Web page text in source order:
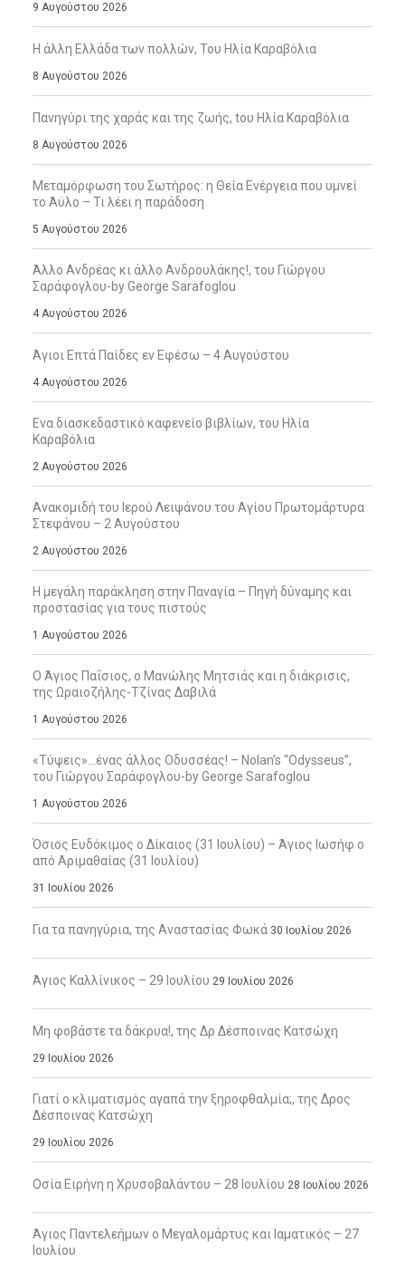
9 Αυγούστου 2026
Η άλλη Ελλάδα των πολλών, Του Ηλία Καραβόλια
8 Αυγούστου 2026
Πανηγύρι της χαράς και της ζωής, tου Ηλία Καραβόλια
8 Αυγούστου 2026
Μεταμόρφωση του Σωτήρος: η Θεία Ενέργεια που υμνεί
το Άϋλο – Τι λέει η παράδοση
5 Αυγούστου 2026
Άλλο Ανδρέας κι άλλο Ανδρουλάκης!, του Γιώργου
Σαράφογλου-by George Sarafoglou
4 Αυγούστου 2026
Άγιοι Επτά Παίδες εν Εφέσω – 4 Αυγούστου
4 Αυγούστου 2026
Ενα διασκεδαστικό καφενείο βιβλίων, του Ηλία
Καραβόλια
2 Αυγούστου 2026
Ανακομιδή του Ιερού Λειψάνου του Αγίου Πρωτομάρτυρα
Στεφάνου – 2 Αυγούστου
2 Αυγούστου 2026
Η μεγάλη παράκληση στην Παναγία – Πηγή δύναμης και
προστασίας για τους πιστούς
1 Αυγούστου 2026
Ο Άγιος Παΐσιος, ο Μανώλης Μητσιάς και η διάκρισις,
της Ωραιοζήλης-Τζίνας Δαβιλά
1 Αυγούστου 2026
«Τύψεις»…ένας άλλος Οδυσσέας! – Nolan’s “Odysseus”,
του Γιώργου Σαράφογλου-by George Sarafoglou
1 Αυγούστου 2026
Όσιος Ευδόκιμος ο Δίκαιος (31 Ιουλίου) – Άγιος Ιωσήφ ο
από Αριμαθαίας (31 Ιουλίου)
31 Ιουλίου 2026
Για τα πανηγύρια, της Αναστασίας Φωκά 30 Ιουλίου 2026
Άγιος Καλλίνικος – 29 Ιουλίου 29 Ιουλίου 2026
Μη φοβάστε τα δάκρυα!, της Δρ Δέσποινας Κατσώχη
29 Ιουλίου 2026
Γιατί ο κλιματισμός αγαπά την ξηροφθαλμία;, της Δρος
Δέσποινας Κατσώχη
29 Ιουλίου 2026
Οσία Ειρήνη η Χρυσοβαλάντου – 28 Ιουλίου 28 Ιουλίου 2026
Άγιος Παντελεήμων ο Μεγαλομάρτυς και Ιαματικός – 27
Ιουλίου